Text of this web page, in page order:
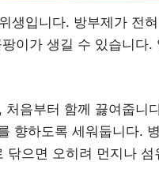
생입니다. 방부제가 전
이가 생길 수 있습니다.
음부터 함께 끓여줍니
향하도록 세워둡니다.
으면 오히려 먼지나 섬